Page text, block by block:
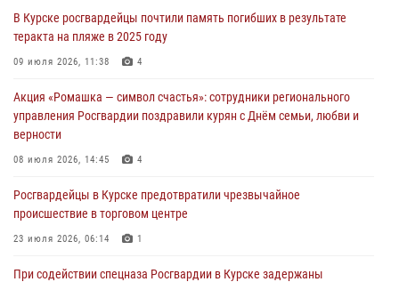
85 владельцев оружия
04 августа 2026, 07:00
297 выездов по сигналу «тревога»
03 августа 2026, 09:46
В Курске росгвардейцы почтили память погибших в результате
теракта на пляже в 2025 году
09 июля 2026, 11:38 4
Акция «Ромашка — символ счастья»: сотрудники регионального
управления Росгвардии поздравили курян с Днём семьи, любви и
верности
08 июля 2026, 14:45 4
Росгвардейцы в Курске предотвратили чрезвычайное
происшествие в торговом центре
23 июля 2026, 06:14 1
При содействии спецназа Росгвардии в Курске задержаны